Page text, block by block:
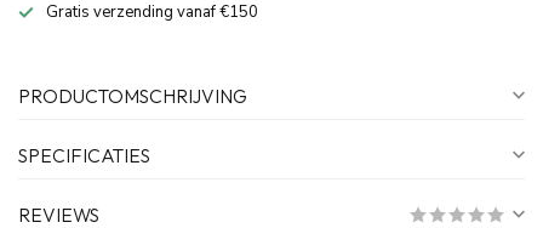
Gratis verzending vanaf €150
PRODUCTOMSCHRIJVING
SPECIFICATIES
REVIEWS